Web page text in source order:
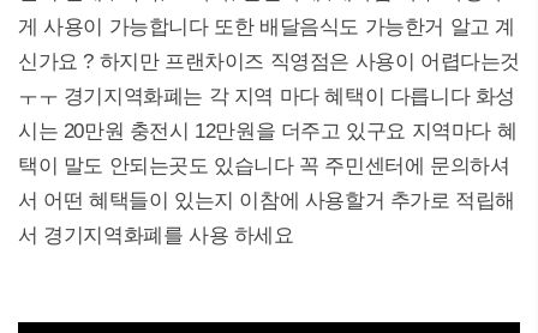
게 사용이 가능합니다 또한 배달음식도 가능한거 알고 계
신가요 ? 하지만 프랜차이즈 직영점은 사용이 어렵다는것
ㅜㅜ 경기지역화폐는 각 지역 마다 혜택이 다릅니다 화성
시는 20만원 충전시 12만원을 더주고 있구요 지역마다 혜
택이 말도 안되는곳도 있습니다 꼭 주민센터에 문의하셔
서 어떤 혜택들이 있는지 이참에 사용할거 추가로 적립해
서 경기지역화폐를 사용 하세요